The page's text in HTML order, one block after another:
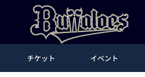
チケット イベント